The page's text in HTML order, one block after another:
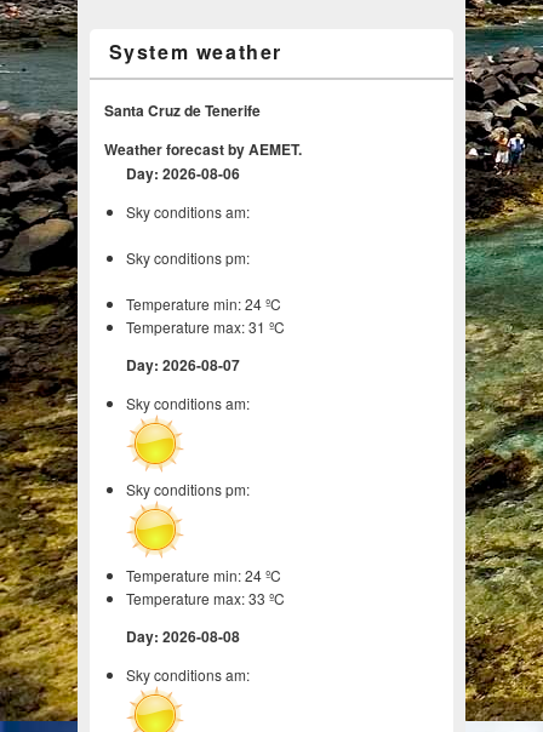
System weather
Santa Cruz de Tenerife
Weather forecast by AEMET.
Day: 2026-08-06
Sky conditions am:
Sky conditions pm:
Temperature min: 24 ºC
Temperature max: 31 ºC
Day: 2026-08-07
Sky conditions am:
Sky conditions pm:
Temperature min: 24 ºC
Temperature max: 33 ºC
Day: 2026-08-08
Sky conditions am: